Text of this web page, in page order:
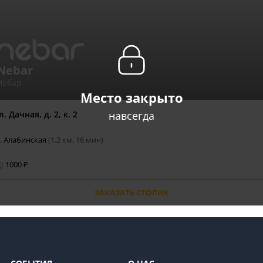
Место закрыто
навсегда
Дачная, д. 2, к. 2
Алабинская (1.2 км, 16 мин)
1000 ₽
ЗАКАЗАТЬ СТОЛИК